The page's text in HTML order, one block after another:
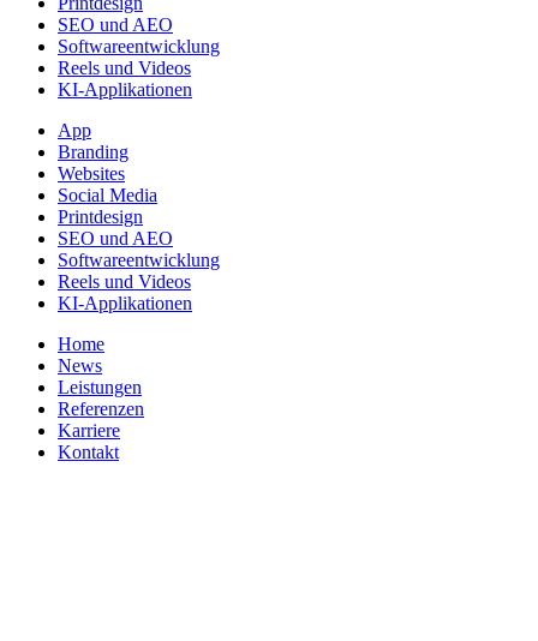
SEO und AEO
Softwareentwicklung
Reels und Videos
KI-Applikationen
App
Branding
Websites
Social Media
Printdesign
SEO und AEO
Softwareentwicklung
Reels und Videos
KI-Applikationen
Home
News
Leistungen
Referenzen
Karriere
Kontakt